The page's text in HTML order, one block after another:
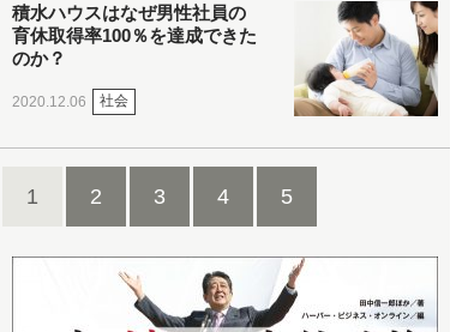
積水ハウスはなぜ男性社員の
育休取得率100％を達成できた
のか？
2020.12.06 社会
1 2 3 4 5